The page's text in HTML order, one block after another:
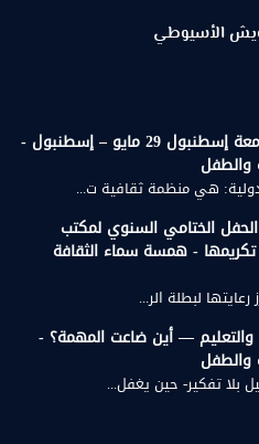
الأسيوطي
زيارة علمية إلى جامعة مرمرة وجامعة إسطنبول 29 مايو – إسطنبول -
والطفل
هي منظمة ثقافية ت...
الختامي السنوي لمكتب
- همسة سماء الثقافة
لبطلة الر...
والتعليم — أين ضاعت المهمة؟ -
والطفل
بلا تفكير- حين يغفل...